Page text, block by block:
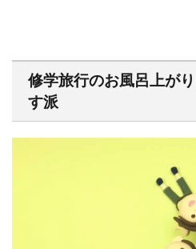
修学旅行のお風呂上が
す派